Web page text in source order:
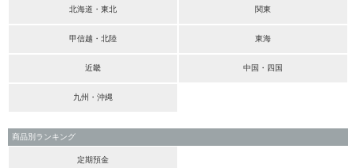
北海道・東北 関東
甲信越・北陸 東海
近畿 中国・四国
九州・沖縄
商品別ランキング
定期預金